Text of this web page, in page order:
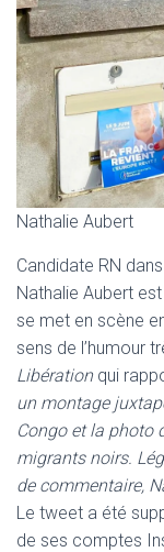
Nathalie Aubert
Candidate RN
Nathalie Aubert
se met en scène
sens de l’humour
Libérationqui
un montage
Congo et la photo
migrants noirs.
de commentaire,
Le tweet a été
de ses comptes